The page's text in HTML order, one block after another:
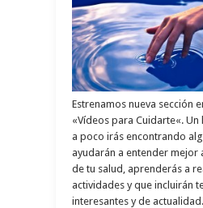
Estrenamos nueva sección
«Vídeos para Cuidarte«.
a poco irás encontrando
ayudarán a entender mejor
de tu salud, aprenderás a
actividades y que incluirán
interesantes y de